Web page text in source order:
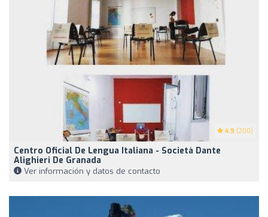
4.9 (200)
Centro Oficial De Lengua Italiana - Società Dante
Alighieri De Granada
Ver información y datos de contacto